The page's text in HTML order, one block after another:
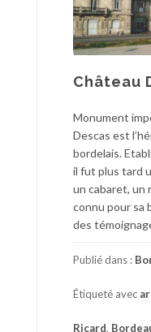
Château
Monument
Descas est
bordelais.
il fut plus tard
un cabaret, un
connu pour sa
des
Publié dans :
Étiqueté avec
Ricard,